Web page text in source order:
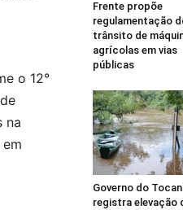
o 12°
na
Frente propõe
regulamentação
trânsito de
agrícolas em vias
públicas
Governo do
registra elevação